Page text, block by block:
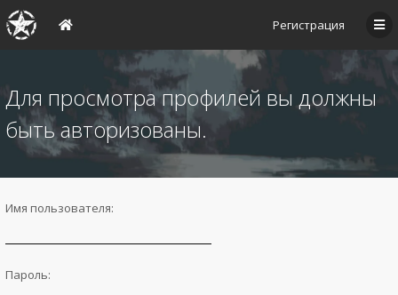
Регистрация
Для просмотра профилей вы должны
быть авторизованы.
Имя пользователя:
Пароль: